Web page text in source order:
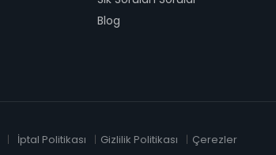
Blog
İptal Politikası Gizlilik Politikası Çerezler